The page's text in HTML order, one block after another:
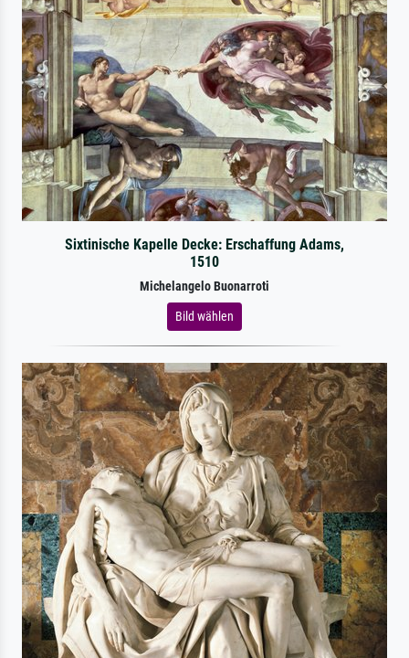
Sixtinische Kapelle Decke: Erschaffung Adams,
1510
Michelangelo Buonarroti
Bild wählen